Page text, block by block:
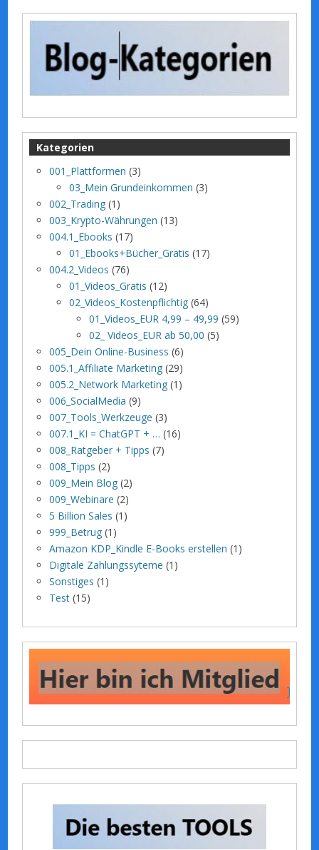
Kategorien
001_Plattformen (3)
03_Mein Grundeinkommen (3)
002_Trading (1)
003_Krypto-Währungen (13)
004.1_Ebooks (17)
01_Ebooks+Bücher_Gratis (17)
004.2_Videos (76)
01_Videos_Gratis (12)
02_Videos_Kostenpflichtig (64)
01_Videos_EUR 4,99 – 49,99 (59)
02_ Videos_EUR ab 50,00 (5)
005_Dein Online-Business (6)
005.1_Affiliate Marketing (29)
005.2_Network Marketing (1)
006_SocialMedia (9)
007_Tools_Werkzeuge (3)
007.1_KI = ChatGPT + … (16)
008_Ratgeber + Tipps (7)
008_Tipps (2)
009_Mein Blog (2)
009_Webinare (2)
5 Billion Sales (1)
999_Betrug (1)
Amazon KDP_Kindle E-Books erstellen (1)
Digitale Zahlungssyteme (1)
Sonstiges (1)
Test (15)